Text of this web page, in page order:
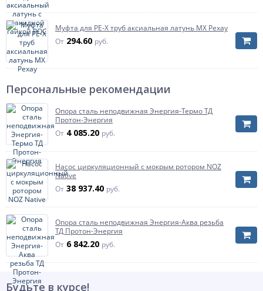
Муфта для PE-X труб аксиальная латунь MX Рехау
От 294.60 руб.
Персональные рекомендации
Опора сталь неподвижная Энергия-Термо ТД
Протон-Энергия
От 4 085.20 руб.
Насос циркуляционный с мокрым ротором NOZ
Native
От 38 937.40 руб.
Опора сталь неподвижная Энергия-Аква резьба
ТД Протон-Энергия
От 6 842.20 руб.
Будьте в курсе!